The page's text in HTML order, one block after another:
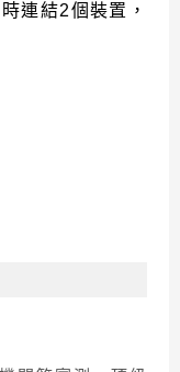
連結2個裝置，